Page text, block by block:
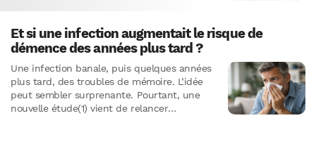
Et si une infection augmentait le risque de
démence des années plus tard ?
Une infection banale, puis quelques années
plus tard, des troubles de mémoire. L’idée
peut sembler surprenante. Pourtant, une
nouvelle étude(1) vient de relancer